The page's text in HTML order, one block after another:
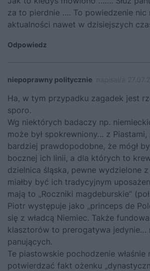
za to pierdnie …. To powiedzenie nic
aktualności nawet w dzisiejszych
Odpowiedz
niepoprawny politycznie
Ha, w tym przypadku zagadek jest
sporo.
Wg niektórych badaczy np.
może był spokrewniony… z
bardziej prawdopodobne, że mógł
bocznej ich linii, a dla których to
dzielnica śląska, pewne wydzielone
miałby być ich tradycyjnym
mają to „Roczniki magdeburskie”
Piotr występuje jako „princeps de
się z władcą Niemiec. Także
klasztorów to prerogatywa jedynie…
panujących.
Te piastowskie pochodzenie właśnie
potwierdzać fakt ożenku